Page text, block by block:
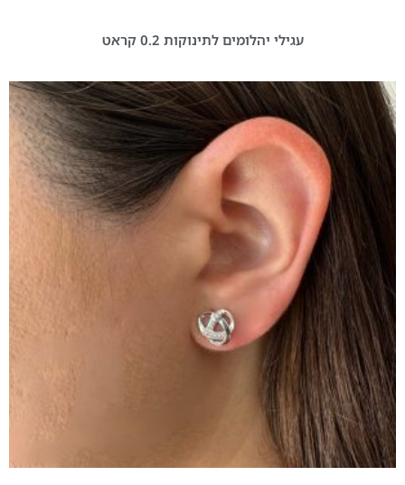
עגילי יהלומים לתינוקות 0.2 קראט